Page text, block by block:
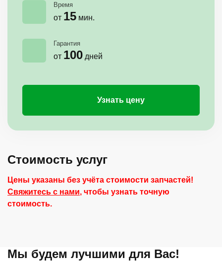
Время
от 15 мин.
Гарантия
от 100 дней
Узнать цену
Стоимость услуг
Цены указаны без учёта стоимости запчастей!
Свяжитесь с нами, чтобы узнать точную
стоимость.
Мы будем лучшими для Вас!